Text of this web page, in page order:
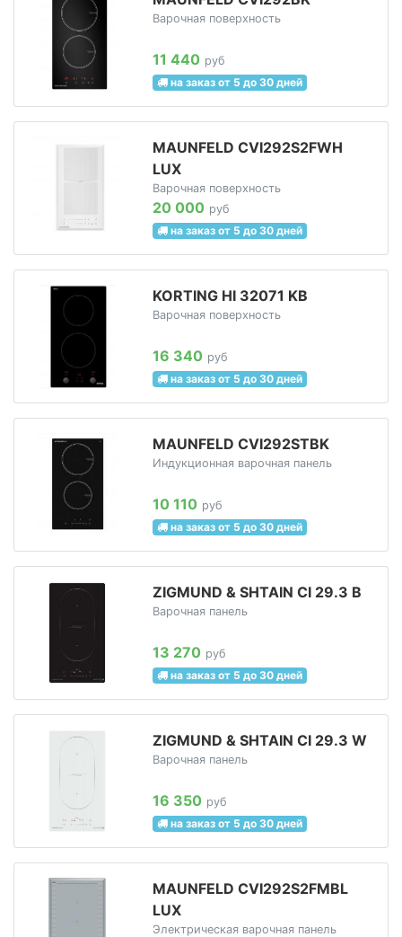
Варочная поверхность
11 440 руб
на заказ от 5 до 30 дней
MAUNFELD CVI292S2FWH
LUX
Варочная поверхность
20 000 руб
на заказ от 5 до 30 дней
KORTING HI 32071 KB
Варочная поверхность
16 340 руб
на заказ от 5 до 30 дней
MAUNFELD CVI292STBK
Индукционная варочная панель
10 110 руб
на заказ от 5 до 30 дней
ZIGMUND & SHTAIN CI 29.3 B
Варочная панель
13 270 руб
на заказ от 5 до 30 дней
ZIGMUND & SHTAIN CI 29.3 W
Варочная панель
16 350 руб
на заказ от 5 до 30 дней
MAUNFELD CVI292S2FMBL
LUX
Электрическая варочная панель